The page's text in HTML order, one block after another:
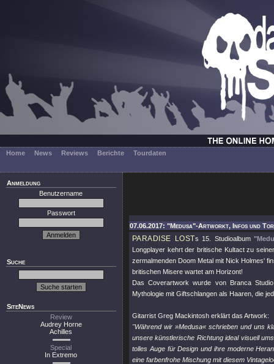
Home News Reviews Berichte Tourdaten
Anmeldung
Benutzername
Passwort
Suche
SiteNews
Review
Audrey Horne
Achilles
Special
In Extremo
07.06.2017: "Medusa"-Artworkt, Infos und
PARADISE LOSTs 15. Studioalbum
Longplayer kehrt der britische Kultact zu
zermalmenden Doom Metal mit Nick Holmes'
britischen Misere wartet am Horizont!
Das Coverartwork wurde von Branca
Mythologie mit Giftschlangen als Haaren, die
Gitarrist Greg Mackintosh erklärt das Artwork:
"Während wir »Medusa« schrieben und uns
unsere künstlerische Richtung ideal visuell
tolles Auge für Design und ihre moderne
eine farbenfrohe Mischung mit diesem